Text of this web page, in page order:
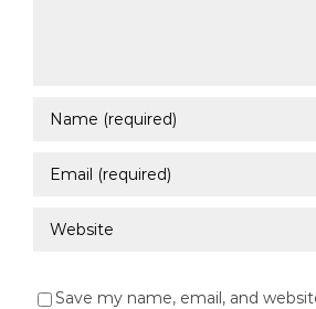
Save my name, email, and